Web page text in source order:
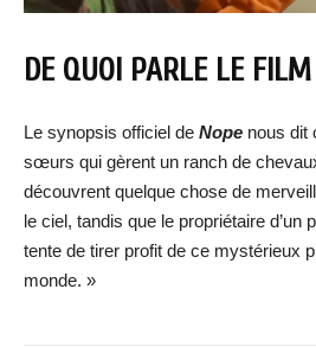
DE QUOI PARLE LE
Le synopsis officiel de Nope nous dit
sœurs qui gèrent un ranch de
découvrent quelque chose de
le ciel, tandis que le propriétaire d’un
tente de tirer profit de ce mystérieux
monde. »